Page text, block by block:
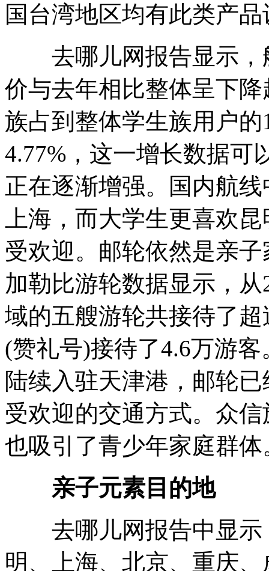
国台湾地区均有此类产
去哪儿网报告显示，
价与去年相比整体呈下
族占到整体学生族用户的
4.77%，这一增长数据可
正在逐渐增强。国内航
上海，而大学生更喜欢
受欢迎。邮轮依然是亲
加勒比游轮数据显示，
域的五艘游轮共接待了
(赞礼号)接待了4.6万游
陆续入驻天津港，邮轮
受欢迎的交通方式。众
也吸引了青少年家庭群体
亲子元素目的地
去哪儿网报告中显示
明、上海、北京、重庆